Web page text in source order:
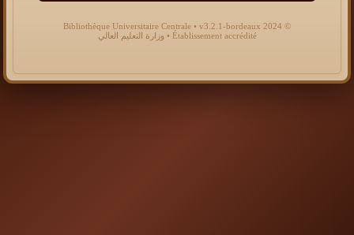
© 2024 Bibliothèque Universitaire Centrale • v3.2.1-bordeaux
Établissement accrédité • وزارة التعليم العالي